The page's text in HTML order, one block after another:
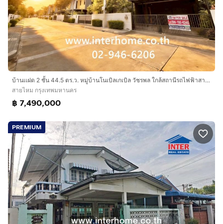
บ้านเเฝด 2 ชั้น 44.5 ตร.ว. หมู่บ้านโนเบิลเกเบิล วัชรพล ใกล้สถานีรถไฟฟ้าสายสีเขียว สถานีสะพานใหม่ ซอยเพิ่มสิน21 ถนนเพิ่มสิน ถนนสายไหม
สายไหม กรุงเทพมหานคร
฿ 7,490,000
PREMIUM